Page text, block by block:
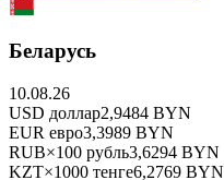
Беларусь
10.08.26
USD доллар2,9484 BYN
EUR евро3,3989 BYN
RUB×100 рубль3,6294 BYN
KZT×1000 тенге6,2769 BYN